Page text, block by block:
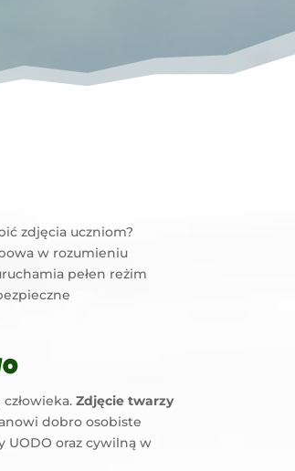
zdjęcia uczniom?
w rozumieniu
pełen reżim
Zdjęcie twarzy
dobro osobiste
UODO oraz cywilną w